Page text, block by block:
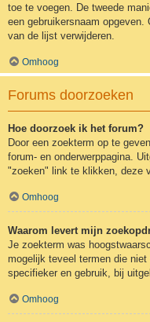
toe te voegen. De tweede
een gebruikersnaam
van de lijst verwijderen.
Omhoog
Forums doorzoeken
Hoe doorzoek ik het forum?
Door een zoekterm op te
forum- en onderwerppagina.
"zoeken" link te klikken, deze
Omhoog
Waarom levert mijn
Je zoekterm was
mogelijk teveel termen die
specifieker en gebruik, bij
Omhoog